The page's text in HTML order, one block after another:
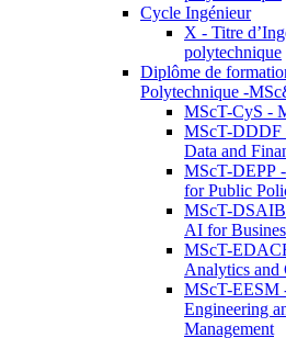
Cycle Ingénieur
X - Titre
polytechnique
Diplôme de
Polytechnique -
MScT-CyS -
MScT-DDDF
Data and
MScT-DEPP
for Public
MScT-DSAIB
AI for
MScT-
Analytics and
MScT-EESM
Engineering
Management